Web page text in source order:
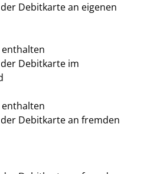
Debitkarte an eigenen
Debitkarte im
Debitkarte an fremden